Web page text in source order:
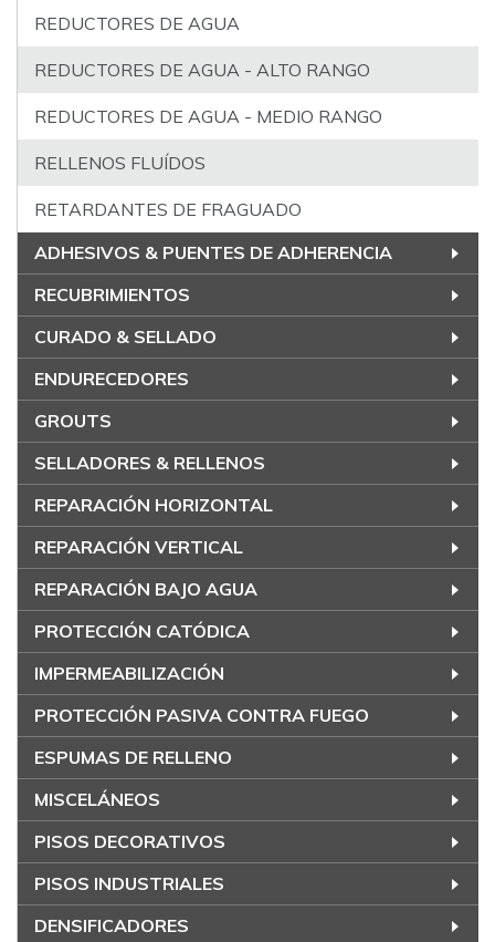
REDUCTORES DE AGUA
REDUCTORES DE AGUA - ALTO RANGO
REDUCTORES DE AGUA - MEDIO RANGO
RELLENOS FLUÍDOS
RETARDANTES DE FRAGUADO
ADHESIVOS & PUENTES DE ADHERENCIA
RECUBRIMIENTOS
CURADO & SELLADO
ENDURECEDORES
GROUTS
SELLADORES & RELLENOS
REPARACIÓN HORIZONTAL
REPARACIÓN VERTICAL
REPARACIÓN BAJO AGUA
PROTECCIÓN CATÓDICA
IMPERMEABILIZACIÓN
PROTECCIÓN PASIVA CONTRA FUEGO
ESPUMAS DE RELLENO
MISCELÁNEOS
PISOS DECORATIVOS
PISOS INDUSTRIALES
DENSIFICADORES